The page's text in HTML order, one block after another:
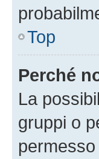
Top
Perché
La
gruppi o